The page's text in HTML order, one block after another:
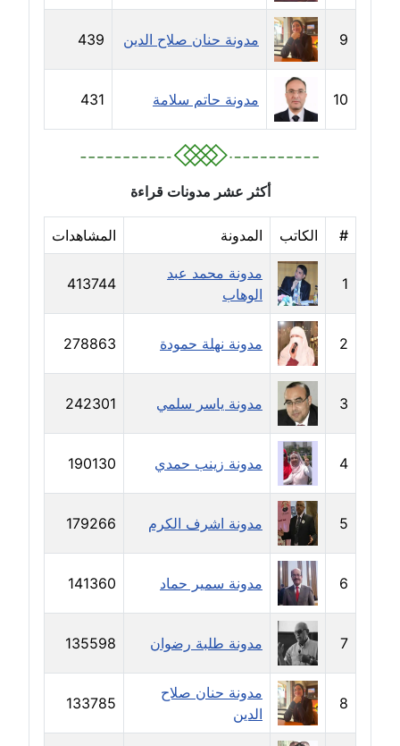
مدونة خالد دومه
عاملة
مدونة خالد صالح
عاملة
مدونة خالد عويس
عاملة
مدونة خالد منير
عاملة
مدونة خليل السيد
عاملة
مدونة خولة سعيدان
عاملة
مدونة داليا السعيد
موقوف
مدونة داليا فاروق
عاملة
مدونة داليا نور
عاملة
مدونة دعاء البدري
عاملة
مدونة دعاء الجابي
عاملة
9 مدونة حنان صلاح الدين 439
10 مدونة حاتم سلامة 431
أكثر عشر مدونات قراءة
# الكاتب المدونة المشاهدات
1
مدونة محمد عبد
الوهاب
413744
2 مدونة نهلة حمودة 278863
3 مدونة ياسر سلمي 242301
4 مدونة زينب حمدي 190130
5 مدونة اشرف الكرم 179266
6 مدونة سمير حماد 141360
7 مدونة طلبة رضوان 135598
8
مدونة حنان صلاح
الدين
133785